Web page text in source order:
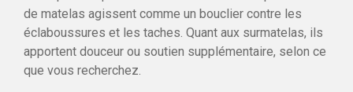
de matelas agissent comme un bouclier contre les
éclaboussures et les taches. Quant aux surmatelas, ils
apportent douceur ou soutien supplémentaire, selon ce
que vous recherchez.